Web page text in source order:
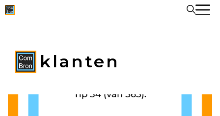
Spring
naar
klanten